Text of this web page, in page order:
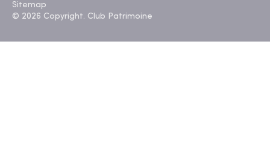
Sitemap
© 2026 Copyright. Club Patrimoine